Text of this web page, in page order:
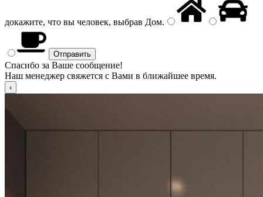
докажите, что вы человек, выбрав Дом.
Спасибо за Ваше сообщение!
Наш менеджер свяжется с Вами в ближайшее время.